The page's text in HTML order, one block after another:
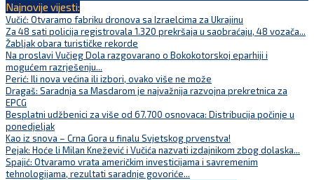
Najnovije vijesti:
Vučić: Otvaramo fabriku dronova sa Izraelcima za Ukrajinu
Za 48 sati policija registrovala 1.320 prekršaja u saobraćaju, 48 vozača...
Žabljak obara turističke rekorde
Na proslavi Vučjeg Dola razgovarano o Bokokotorskoj eparhiji i
mogućem razrješenju...
Perić: Ili nova većina ili izbori, ovako više ne može
Dragaš: Saradnja sa Masdarom je najvažnija razvojna prekretnica za
EPCG
Besplatni udžbenici za više od 67.700 osnovaca: Distribucija počinje u
ponedjeljak
Kao iz snova – Crna Gora u finalu Svjetskog prvenstva!
Pejak: Hoće li Milan Knežević i Vučića nazvati izdajnikom zbog dolaska...
Spajić: Otvaramo vrata američkim investicijama i savremenim
tehnologijama, rezultati saradnje govoriće...